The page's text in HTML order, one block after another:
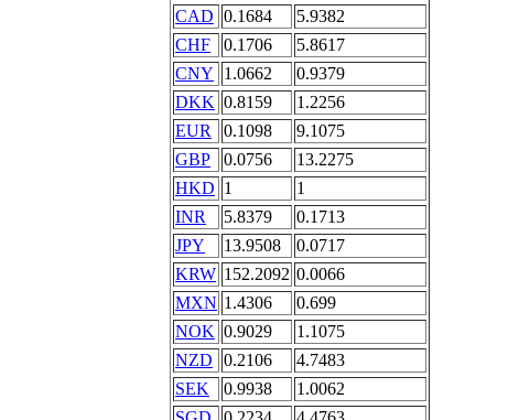
CAD 0.1684
5.9382
CHF
0.1706
5.8617
CNY
1.0662
0.9379
DKK 0.8159
1.2256
EUR
0.1098
9.1075
GBP
0.0756
13.2275
HKD 1
1
INR
5.8379
0.1713
JPY
13.9508
0.0717
KRW 152.2092 0.0066
MXN 1.4306
0.699
NOK 0.9029
1.1075
NZD
0.2106
4.7483
SEK
0.9938
1.0062